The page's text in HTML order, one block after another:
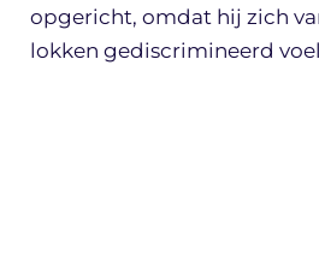
opgericht, omdat hij zich
lokken gediscrimineerd